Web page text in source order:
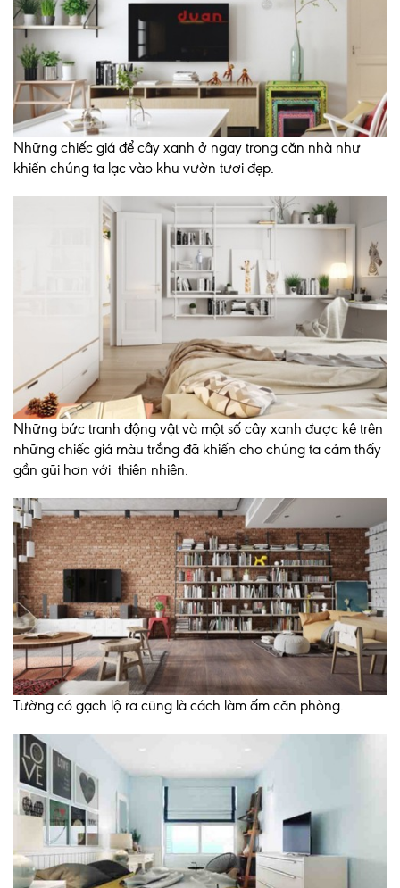
Những chiếc giá để cây xanh ở ngay trong căn nhà như
khiến chúng ta lạc vào khu vườn tươi đẹp.
Những bức tranh động vật và một số cây xanh được kê trên
những chiếc giá màu trắng đã khiến cho chúng ta cảm thấy
gần gũi hơn với thiên nhiên.
Tường có gạch lộ ra cũng là cách làm ấm căn phòng.